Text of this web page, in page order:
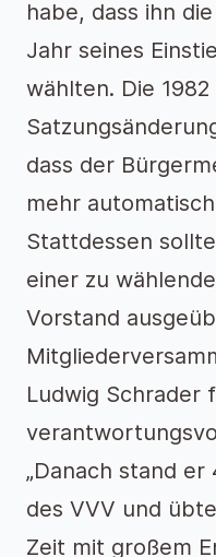
habe, dass ihn
Jahr seines
wählten. Die
dass der
mehr
Stattdessen
einer zu
Vorstand
Ludwig Schrader
„Danach stand
des VVV und
Zeit mit großem